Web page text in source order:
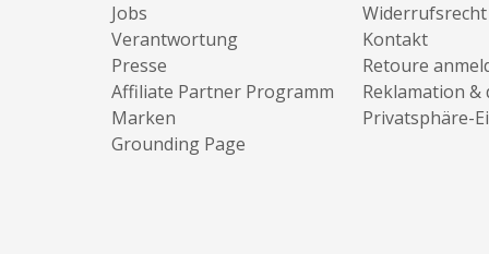
Jobs
Verantwortung
Presse
Affiliate Partner Programm
Marken
Grounding Page
Widerrufsrecht
Kontakt
Retoure
Reklamation &
Privatsphäre-